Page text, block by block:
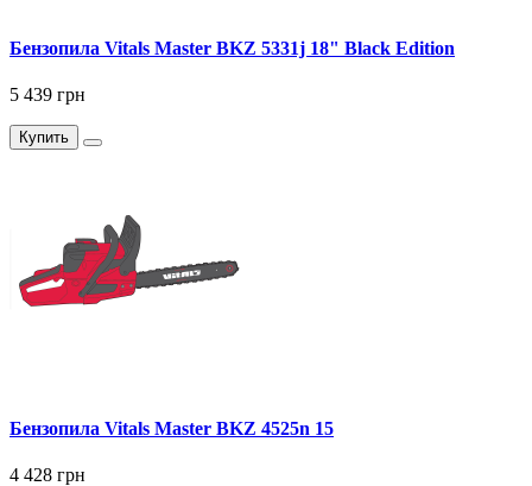
Бензопила Vitals Master BKZ 5331j 18" Black Edition
5 439 грн
Купить
Бензопила Vitals Master BKZ 4525n 15
4 428 грн